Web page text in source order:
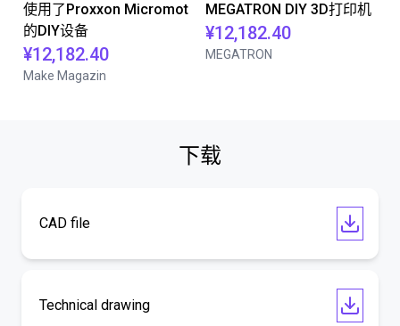
使用了Proxxon Micromot
的DIY设备
¥12,182.40
Make Magazin
MEGATRON DIY 3D打印机
¥12,182.40
MEGATRON
下载
CAD file
Technical drawing